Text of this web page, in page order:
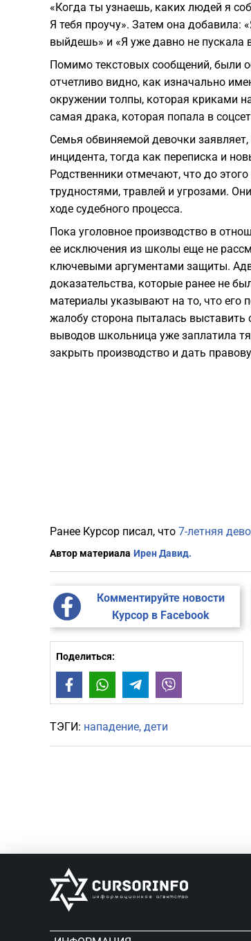
«Когда ты узнаешь, каких людей я
Я тебя проучу». Затем она добавила:
выйдешь» и «Я уже давно не пускала
Помимо текстовых сообщений, были
отчетливо видно, как изначально
окружении толпы, которая криками
самая драка, которая попала в
Семья обвиняемой девочки
инцидента, тогда как переписка и
Родственники отмечают, что до
трудностями, травлей и угрозами.
ходе судебного процесса.
Пока уголовное производство в
ее исключения из школы еще не
ключевыми аргументами защиты.
доказательства, которые ранее не
материалы указывают на то, что его
жалобу сторона пыталась выставить
выводов школьница уже заплатила
закрыть производство и дать
Ранее Курсор писал, что 7-летняя
Автор материала Ирен Давид.
Комментируйте новости
Курсор в Facebook
Поделиться:
FacebookWhatsAppTelegram
ТЭГИ: нападение дети